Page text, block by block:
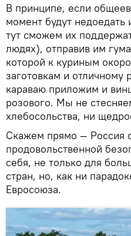
В принципе, если
момент будут
тут сможем их
людях), отправив им
которой к куриным
заготовкам и отличному
караваю приложим и
розового. Мы не
хлебосольства, ни
Скажем прямо — Россия
продовольственной
себя, не только для
стран, но, как ни
Евросоюза.